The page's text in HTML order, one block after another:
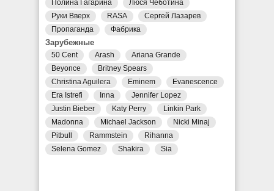
Полина Гагарина
Люся Чеботина
Руки Вверх
RASA
Сергей Лазарев
Пропаганда
Фабрика
Зарубежные
50 Cent Arash
Ariana Grande
Beyonce
Britney Spears
Christina Aguilera
Eminem
Evanescence
Era Istrefi
Inna
Jennifer Lopez
Justin Bieber
Katy Perry
Linkin Park
Madonna
Michael Jackson
Nicki Minaj
Pitbull
Rammstein
Rihanna
Selena Gomez
Shakira Sia